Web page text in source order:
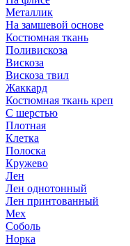
Металлик
На замшевой основе
Костюмная ткань
Поливискоза
Вискоза
Вискоза твил
Жаккард
Костюмная ткань креп
С шерстью
Плотная
Клетка
Полоска
Кружево
Лен
Лен однотонный
Лен принтованный
Мех
Соболь
Норка